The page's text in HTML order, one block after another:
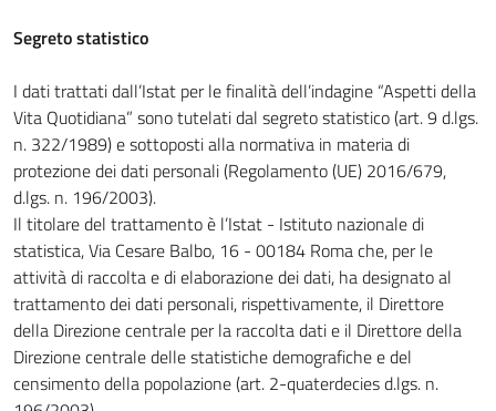
Segreto statistico
I dati trattati dall’Istat per le finalità dell’indagine “Aspetti della
Vita Quotidiana” sono tutelati dal segreto statistico (art. 9 d.lgs.
n. 322/1989) e sottoposti alla normativa in materia di
protezione dei dati personali (Regolamento (UE) 2016/679,
d.lgs. n. 196/2003).
Il titolare del trattamento è l’Istat - Istituto nazionale di
statistica, Via Cesare Balbo, 16 - 00184 Roma che, per le
attività di raccolta e di elaborazione dei dati, ha designato al
trattamento dei dati personali, rispettivamente, il Direttore
della Direzione centrale per la raccolta dati e il Direttore della
Direzione centrale delle statistiche demografiche e del
censimento della popolazione (art. 2-quaterdecies d.lgs. n.